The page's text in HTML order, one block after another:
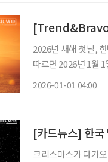
[Trend&Bravo]
2026년 새해 첫날,
따르면 2026년 1월
2026-01-01 04:00
[카드뉴스] 한
크리스마스가 다가